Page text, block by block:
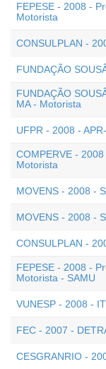
FEPESE - 2008 -
Motorista
CONSULPLAN -
FUNDAÇÃO
FUNDAÇÃO
MA - Motorista
UFPR - 2008 -
COMPERVE -
Motorista
MOVENS - 2008 -
MOVENS - 2008 -
CONSULPLAN -
FEPESE - 2008 -
Motorista - SAMU
VUNESP - 2008 -
FEC - 2007 -
CESGRANRIO -